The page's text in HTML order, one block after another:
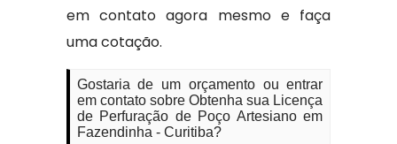
em contato agora mesmo e faça
uma cotação.
Gostaria de um orçamento ou entrar
em contato sobre Obtenha sua Licença
de Perfuração de Poço Artesiano em
Fazendinha - Curitiba?